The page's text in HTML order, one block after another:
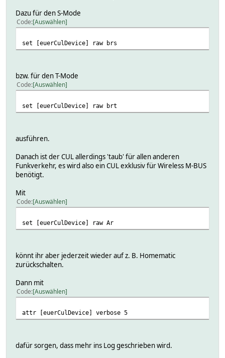
Dazu für den S-Mode
Code Auswählen
set [euerCulDevice] raw brs
bzw. für den T-Mode
Code Auswählen
set [euerCulDevice] raw brt
ausführen.
Danach ist der CUL allerdings 'taub' für allen anderen
Funkverkehr, es wird also ein CUL exklusiv für Wireless M-BUS
benötigt.
Mit
Code Auswählen
set [euerCulDevice] raw Ar
könnt ihr aber jederzeit wieder auf z. B. Homematic
zurückschalten.
Dann mit
Code Auswählen
attr [euerCulDevice] verbose 5
dafür sorgen, dass mehr ins Log geschrieben wird.